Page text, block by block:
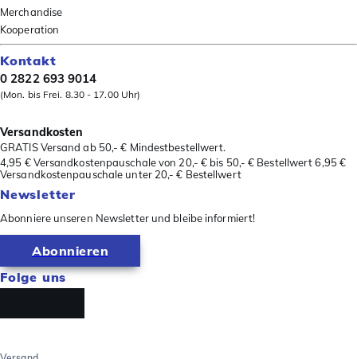
Merchandise
Kooperation
Kontakt
0 2822 693 9014
(Mon. bis Frei. 8.30 - 17.00 Uhr)
Versandkosten
GRATIS Versand ab 50,- € Mindestbestellwert.
4,95 € Versandkostenpauschale von 20,- € bis 50,- € Bestellwert 6,95 €
Versandkostenpauschale unter 20,- € Bestellwert
Newsletter
Abonniere unseren Newsletter und bleibe informiert!
Abonnieren
Folge uns